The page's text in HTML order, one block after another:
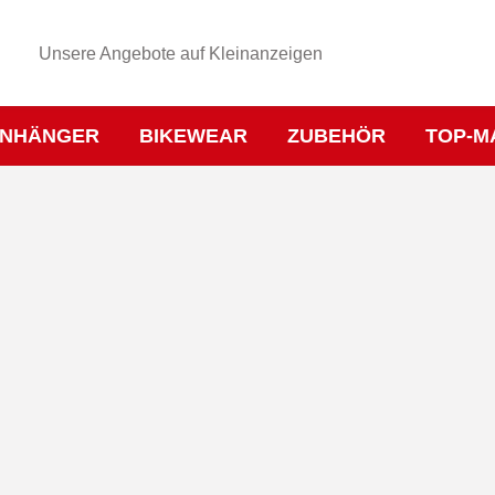
Unsere Angebote auf Kleinanzeigen
BIKEWEAR ZUBEHÖR TOP-